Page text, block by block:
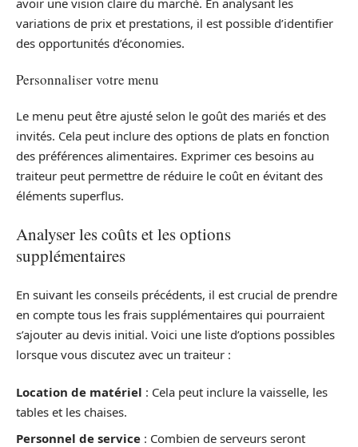
variations de prix et prestations, il est possible d’identifier
des opportunités d’économies.
Personnaliser votre menu
Le menu peut être ajusté selon le goût des mariés et des
invités. Cela peut inclure des options de plats en fonction
des préférences alimentaires. Exprimer ces besoins au
traiteur peut permettre de réduire le coût en évitant des
éléments superflus.
Analyser les coûts et les options
supplémentaires
En suivant les conseils précédents, il est crucial de prendre
en compte tous les frais supplémentaires qui pourraient
s’ajouter au devis initial. Voici une liste d’options possibles
lorsque vous discutez avec un traiteur :
Location de matériel : Cela peut inclure la vaisselle, les
tables et les chaises.
Personnel de service : Combien de serveurs seront